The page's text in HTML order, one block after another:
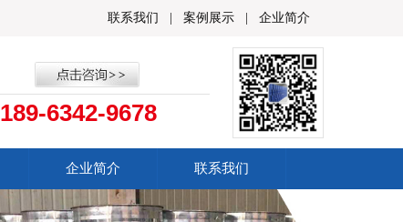
联系我们 案例展示 企业简介
189-6342-9678
企业简介 联系我们